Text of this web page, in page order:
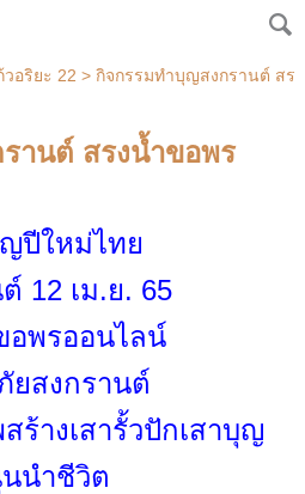
อริยะ 22 > กิจกรรมทำบุญสงกรานต์ สร
านต์ สรงน้ำขอพร
ปีใหม่ไทย
12 เม.ย. 65
อพรออนไลน์
ยสงกรานต์
ร้างเสารั้วปักเสาบุญ
นำชีวิต